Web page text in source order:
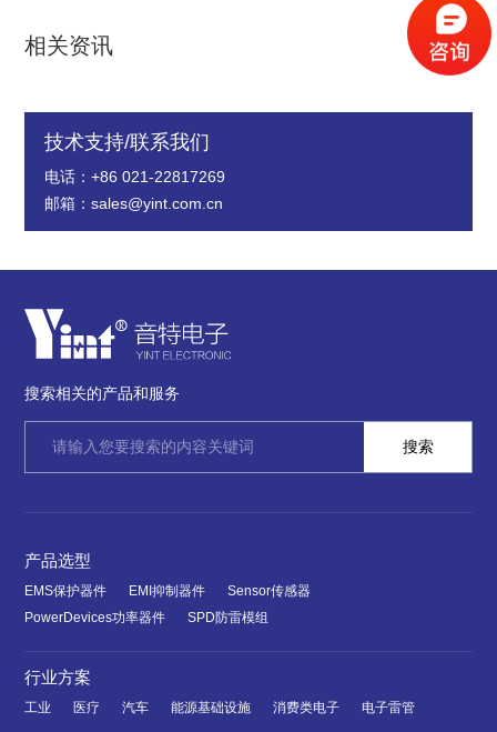
相关资讯
技术支持/联系我们
电话：+86 021-22817269
邮箱：sales@yint.com.cn
搜索相关的产品和服务
产品选型
EMS保护器件 EMI抑制器件
Sensor传感器
PowerDevices功率器件
SPD防雷模组
行业方案
工业 医疗 汽车 能源基础设施 消费类电子 电子雷管